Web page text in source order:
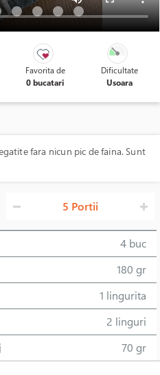
Favorita de
0 bucatari
Dificultate
Usoara
fara nicun pic de faina. Sunt
5 Portii
4 buc
180 gr
1 lingurita
2 linguri
70 gr